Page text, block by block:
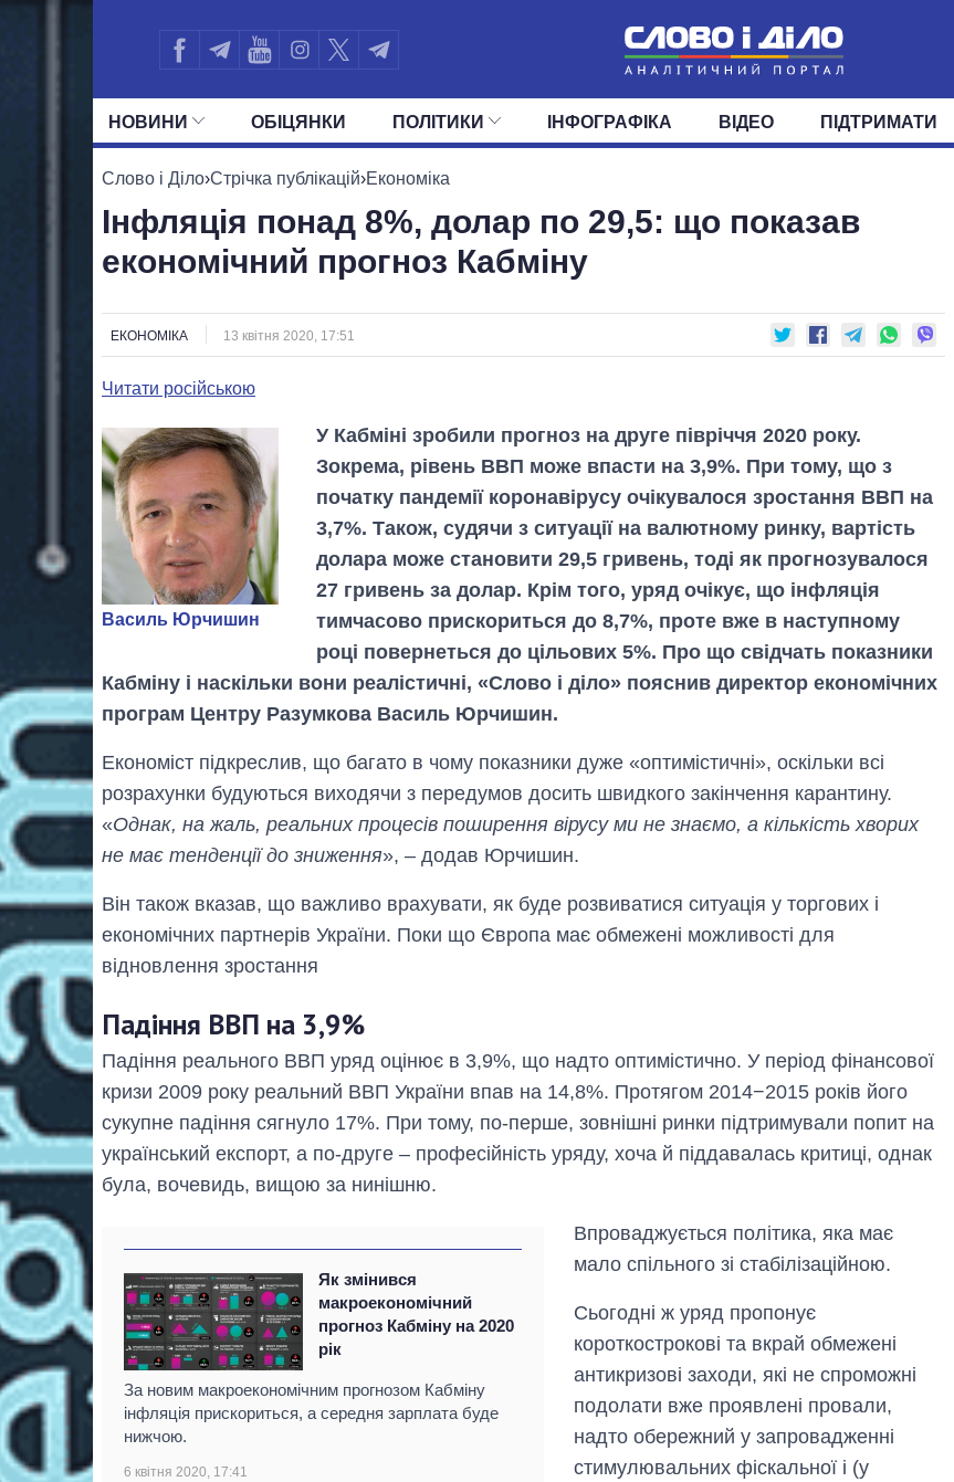
НОВИНИ
ПОЛІТИКА ЕКОНОМІКА СУСПІЛЬСТВО
ОБIЦЯНКИ ПОЛIТИКИ
УСІ ПОЛІТИКИ ПРЕЗИДЕНТ І ОФІС
ДЕПУТАТИ КОМІТЕТИ ФРАКЦІЇ ОКРУГИ
ІНФОГРАФІКА ВІДЕО ПІДТРИМАТИ
Слово і Діло›Стрічка публікацій›Економіка
Інфляція понад 8%, долар по 29,5: що показав
економічний прогноз Кабміну
ЕКОНОМІКА 13 квітня 2020, 17:51
Читати російською
Василь Юрчишин
У Кабміні зробили прогноз на друге півріччя 2020 року.
Зокрема, рівень ВВП може впасти на 3,9%. При тому, що з
початку пандемії коронавірусу очікувалося зростання ВВП на
3,7%. Також, судячи з ситуації на валютному ринку, вартість
долара може становити 29,5 гривень, тоді як прогнозувалося
27 гривень за долар. Крім того, уряд очікує, що інфляція
тимчасово прискориться до 8,7%, проте вже в наступному
році повернеться до цільових 5%. Про що свідчать показники
Кабміну і наскільки вони реалістичні, «Слово і діло» пояснив директор економічних
програм Центру Разумкова Василь Юрчишин.
Економіст підкреслив, що багато в чому показники дуже «оптимістичні», оскільки всі
розрахунки будуються виходячи з передумов досить швидкого закінчення карантину.
«Однак, на жаль, реальних процесів поширення вірусу ми не знаємо, а кількість хворих
не має тенденції до зниження», – додав Юрчишин.
Він також вказав, що важливо врахувати, як буде розвиватися ситуація у торгових і
економічних партнерів України. Поки що Європа має обмежені можливості для
відновлення зростання
Падіння ВВП на 3,9%
Падіння реального ВВП уряд оцінює в 3,9%, що надто оптимістично. У період фінансової
кризи 2009 року реальний ВВП України впав на 14,8%. Протягом 2014−2015 років його
сукупне падіння сягнуло 17%. При тому, по-перше, зовнішні ринки підтримували попит на
український експорт, а по-друге – професійність уряду, хоча й піддавалась критиці, однак
була, вочевидь, вищою за нинішню.
Як змінився
макроекономічний
прогноз Кабміну на 2020
рік
За новим макроекономічним прогнозом Кабміну
інфляція прискориться, а середня зарплата буде
нижчою.
6 квітня 2020, 17:41
Впроваджується політика, яка має
мало спільного зі стабілізаційною.
Сьогодні ж уряд пропонує
короткострокові та вкрай обмежені
антикризові заходи, які не спроможні
подолати вже проявлені провали,
надто обережний у запровадженні
стимулювальних фіскальної і (у
років: хто і як
посаду керівника
СЗР